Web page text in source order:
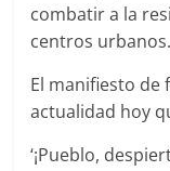
combatir a la
centros urbanos.
El manifiesto de
actualidad hoy
‘¡Pueblo,